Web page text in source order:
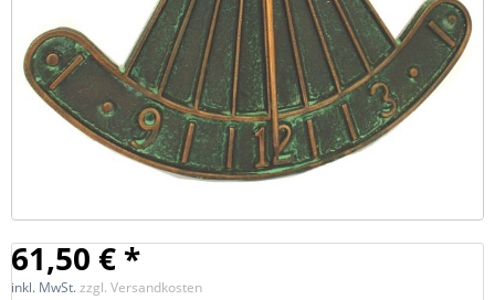
61,50 € *
inkl. MwSt.zzgl. Versandkosten